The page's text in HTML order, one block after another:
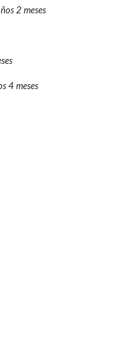
2 meses
4 meses